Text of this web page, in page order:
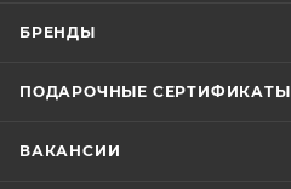
БРЕНДЫ
ПОДАРОЧНЫЕ СЕРТИФИКАТЫ
ВАКАНСИИ